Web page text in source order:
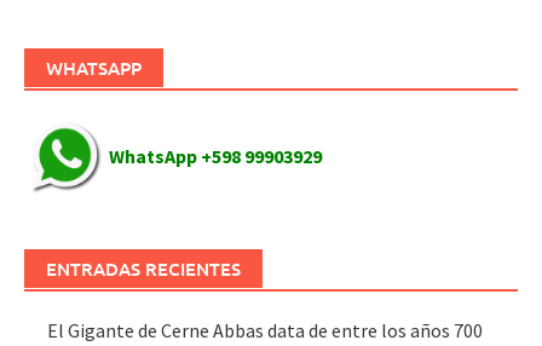
WHATSAPP
WhatsApp +598 99903929
ENTRADAS RECIENTES
El Gigante de Cerne Abbas data de entre los años 700